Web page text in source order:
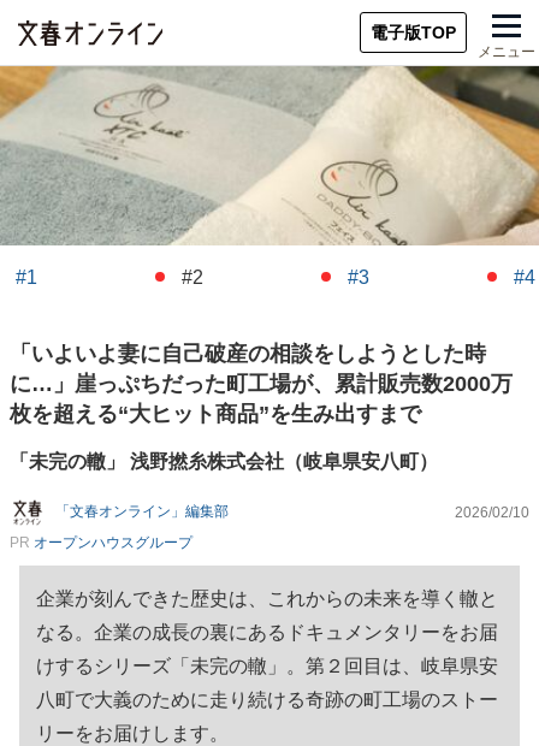
電子版TOP
メニュー
#1 #2 #3 #4
「いよいよ妻に自己破産の相談をしようとした時
に…」崖っぷちだった町工場が、累計販売数2000万
枚を超える“大ヒット商品”を生み出すまで
「未完の轍」 浅野撚糸株式会社（岐阜県安八町）
「文春オンライン」編集部
2026/02/10
PR オープンハウスグループ
企業が刻んできた歴史は、これからの未来を導く轍と
なる。企業の成長の裏にあるドキュメンタリーをお届
けするシリーズ「未完の轍」。第２回目は、岐阜県安
八町で大義のために走り続ける奇跡の町工場のストー
リーをお届けします。